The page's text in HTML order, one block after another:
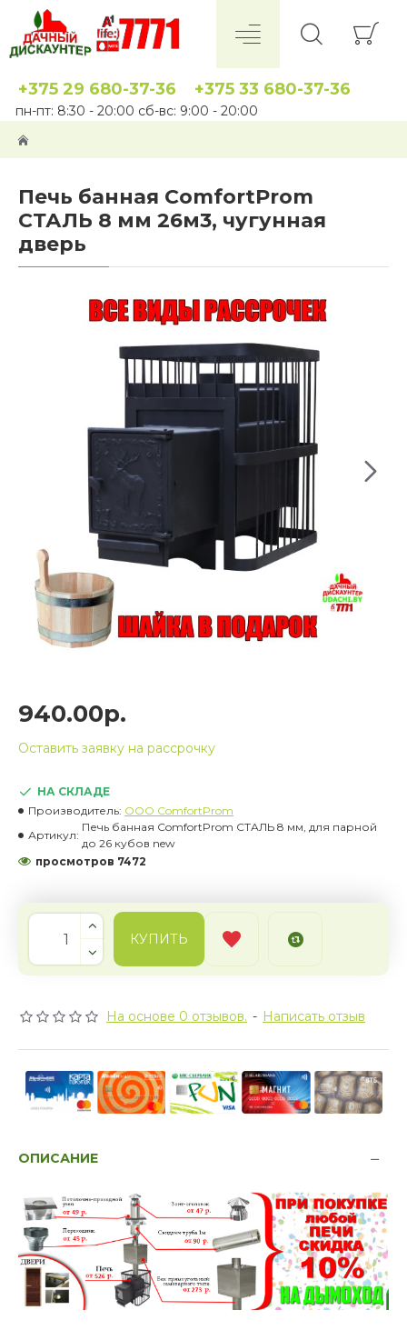
+375 29 680-37-36 +375 33 680-37-36
пн-пт: 8:30 - 20:00 сб-вс: 9:00 - 20:00
Печь банная ComfortProm
СТАЛЬ 8 мм 26м3, чугунная
дверь
НА СКЛАДЕ
Производитель: OOO ComfortProm
Артикул:
Печь банная ComfortProm СТАЛЬ 8 мм, для парной
до 26 кубов new
просмотров 7472
На основе 0 отзывов. - Написать отзыв
940.00р.
Оставить заявку на рассрочку
КУПИТЬ
ОПИСАНИЕ